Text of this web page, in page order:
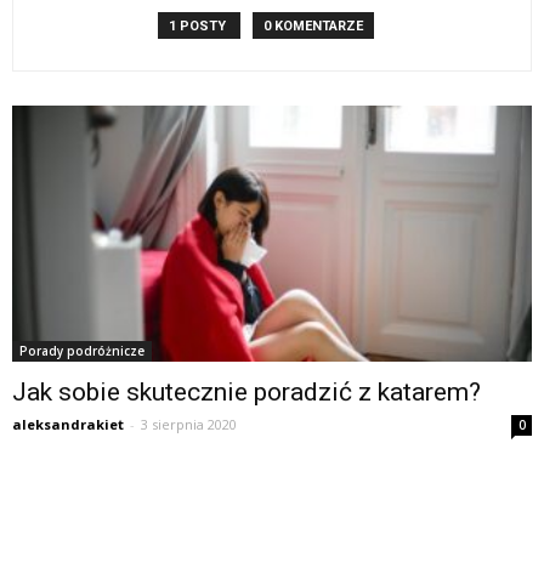
1 POSTY 0 KOMENTARZE
Porady podróżnicze
Jak sobie skutecznie poradzić z katarem?
aleksandrakiet - 3 sierpnia 2020 0